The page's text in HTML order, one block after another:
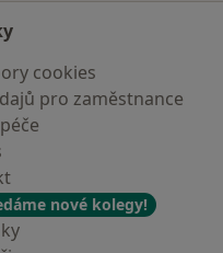
cookies
pro zaměstnance
nové kolegy!